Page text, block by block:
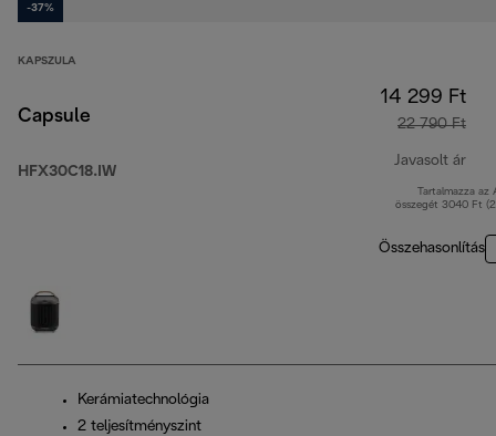
-37%
KAPSZULA
Capsule
HFX30C18.IW
14 299 Ft
22 790 Ft
Javasolt ár
Tartalmazza az
összegét 3040 Ft
Összehasonlítás
Kerámiatechnológia
2 teljesítményszint